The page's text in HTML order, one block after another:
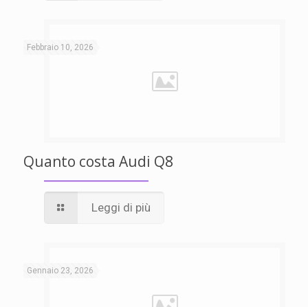
Febbraio 10, 2026
Quanto costa Audi Q8
Leggi di più
Gennaio 23, 2026